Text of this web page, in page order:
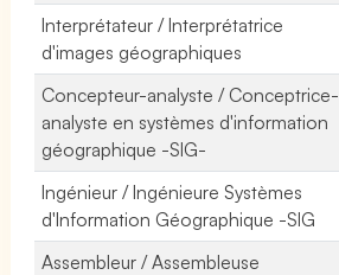
Interprétateur / Interprétatrice
d'images géographiques
Concepteur-analyste / Conceptrice-
analyste en systèmes d'information
géographique -SIG-
Ingénieur / Ingénieure Systèmes
d'Information Géographique -SIG
Assembleur / Assembleuse